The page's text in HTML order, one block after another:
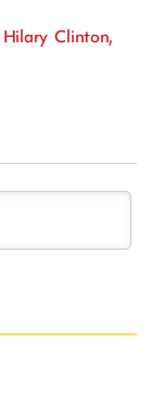
Clinton,